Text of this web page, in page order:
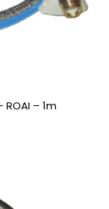
– 1m